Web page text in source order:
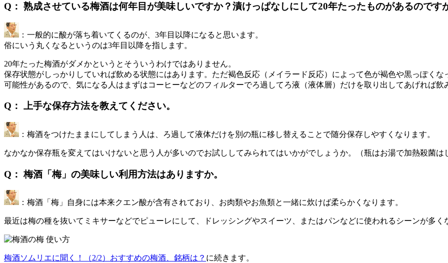
Q： 熟成させている梅酒は何年目が美味しいですか？漬けっぱなしにして20年たったものがあるのです
：一般的に酸が落ち着いてくるのが、3年目以降になると思います。
俗にいう丸くなるというのは3年目以降を指します。
20年たった梅酒がダメかというとそういうわけではありません。
保存状態がしっかりしていれば飲める状態にはあります。ただ褐色反応（メイラード反応）によって色が褐色や黒っぽく
可能性があるので、気になる人はまずはコーヒーなどのフィルターでろ過してろ液（液体層）だけを取り出してあげれば飲
Q： 上手な保存方法を教えてください。
：梅酒をつけたままにしてしまう人は、ろ過して液体だけを別の瓶に移し替えることで随分保存しやすくなります。
なかなか保存瓶を変えてはいけないと思う人が多いのでお試ししてみられてはいかがでしょうか。（瓶はお湯で加熱殺菌は
Q： 梅酒「梅」の美味しい利用方法はありますか。
：梅酒「梅」自身には本来クエン酸が含有されており、お肉類やお魚類と一緒に炊けば柔らかくなります。
最近は梅の種を抜いてミキサーなどでピューレにして、ドレッシングやスイーツ、またはパンなどに使われるシーンが多く
梅酒ソムリエに聞く！（2/2）おすすめの梅酒、銘柄は？ に続きます。